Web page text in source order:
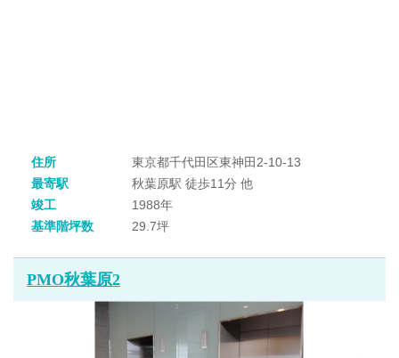
住所
東京都千代田区東神田2-10-13
最寄駅
秋葉原駅 徒歩11分 他
竣工
1988年
基準階坪数
29.7坪
PMO秋葉原2